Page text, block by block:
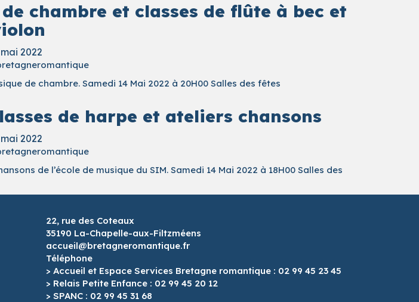
chambre et classes de flûte à bec et
2022
de chambre. Samedi 14 Mai 2022 à 20H00 Salles des fêtes
de harpe et ateliers chansons
2022
de l’école de musique du SIM. Samedi 14 Mai 2022 à 18H00 Salles des
22, rue des Coteaux
35190 La-Chapelle-aux-Filtzméens
accueil@bretagneromantique.fr
Téléphone
> Accueil et Espace Services Bretagne romantique : 02 99 45 23 45
> Relais Petite Enfance : 02 99 45 20 12
> SPANC : 02 99 45 31 68